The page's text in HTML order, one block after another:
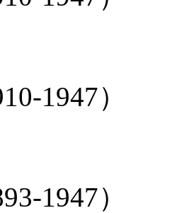
1947）
1947）